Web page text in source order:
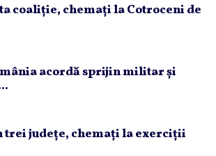
coaliţie, chemaţi la Cotroceni de
acordă sprijin militar şi
trei judeţe, chemaţi la exerciţii